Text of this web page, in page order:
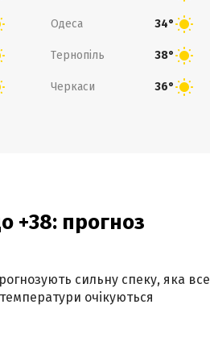
Одеса 34°
Тернопіль 38°
Черкаси 36°
+38: прогноз
сильну спеку, яка все
очікуються